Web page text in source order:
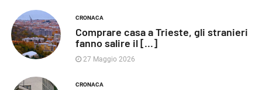
CRONACA
Comprare casa a Trieste, gli stranieri
fanno salire il [...]
27 Maggio 2026
CRONACA